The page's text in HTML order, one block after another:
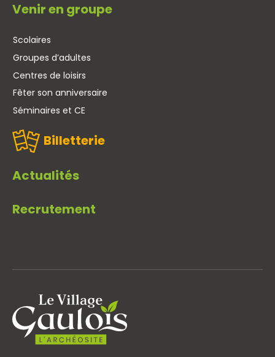
Venir en groupe
Scolaires
Groupes d’adultes
Centres de loisirs
Fêter son anniversaire
Séminaires et CE
Billetterie
Actualités
Recrutement